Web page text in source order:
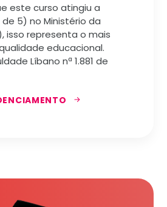
este curso atingiu a
5) no Ministério da
isso representa o mais
educacional.
Líbano nª 1.881 de